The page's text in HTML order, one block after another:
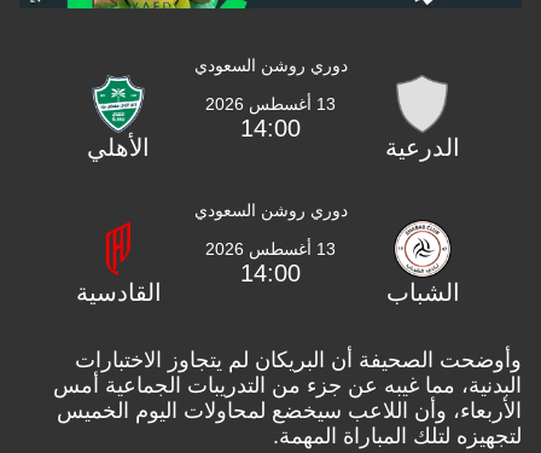
دوري روشن السعودي
الدرعية
دوري روشن السعودي
الشباب
13 أغسطس 2026
القادسية
الصحيفة أن البريكان لم يتجاوز الاختبارات
مما غيبه عن جزء من التدريبات الجماعية أمس
وأن اللاعب سيخضع لمحاولات اليوم الخميس
لتلك المباراة المهمة.